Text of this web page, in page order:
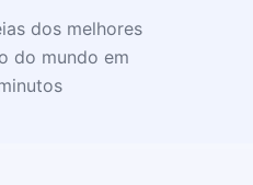
dos melhores
do mundo em